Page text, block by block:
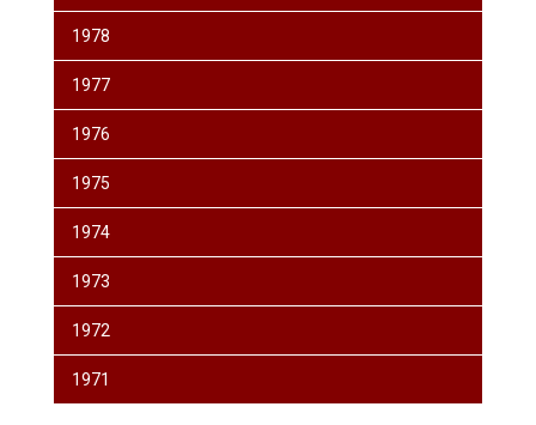
1978
1977
1976
1975
1974
1973
1972
1971